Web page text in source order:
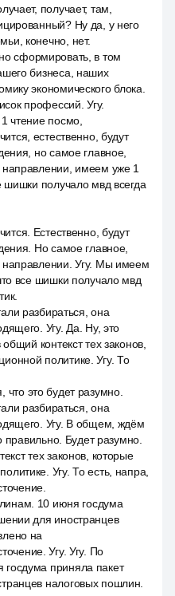
получает, там,
Ну да, у него
конечно, нет.
сформировать, в том
бизнеса, наших
экономического блока.
профессий. Угу.
чтение посмо,
естественно, будут
но самое главное,
имеем уже 1
шишки получало мвд всегда
Естественно, будут
Но самое главное,
направлении. Угу. Мы имеем
все шишки получало мвд
разбираться, она
Угу. Да. Ну, это
контекст тех законов,
политике. Угу. То
это будет разумно.
разбираться, она
Угу. В общем, ждём
правильно. Будет разумно.
тех законов, которые
Угу. То есть, напра,
10 июня госдума
для иностранцев
на
Угу. Угу. По
приняла пакет
налоговых пошлин.